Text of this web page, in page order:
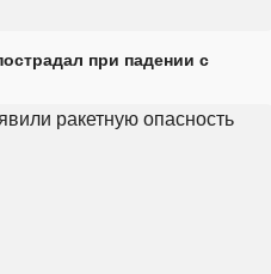
при падении с